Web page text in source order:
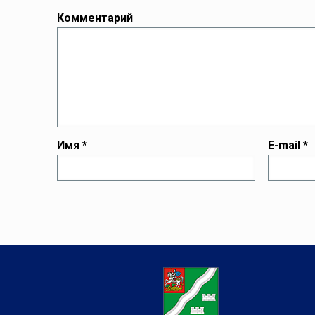
Комментарий
Имя* E-mail*